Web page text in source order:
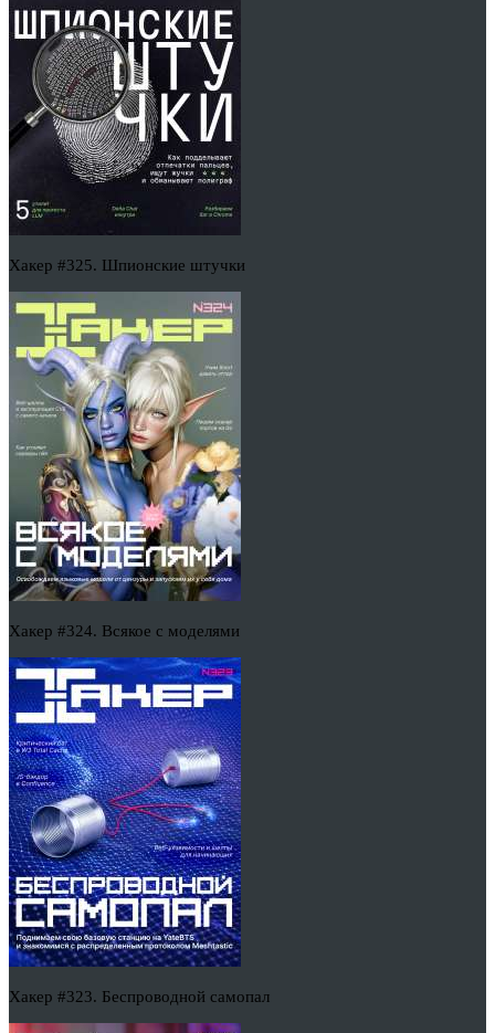
Хакер #325. Шпионские штучки
Хакер #324. Всякое с моделями
Хакер #323. Беспроводной самопал